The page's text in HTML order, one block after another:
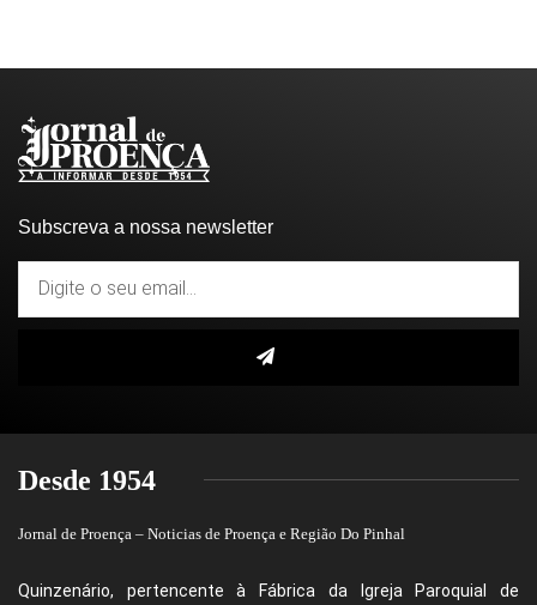
Subscreva a nossa newsletter
Desde 1954
Jornal de Proença – Noticias de Proença e Região Do Pinhal
Quinzenário, pertencente à Fábrica da Igreja Paroquial de